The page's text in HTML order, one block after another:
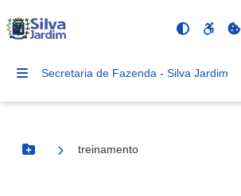
Secretaria de Fazenda - Silva Jardim
Botão Menu
treinamento